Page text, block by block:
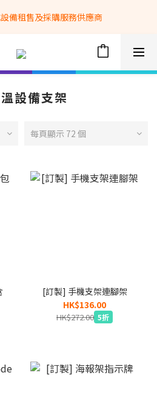
備租售及採購服務供應商
備租售及採購服務供應商
家專送免運費 (只限網站落單, 不適用
品, 屏風, 籠車, 舞台等)
設備支架
每頁顯示 72 個
[訂製] 手機支架連腳架
HK$136.00
HK$272.00 5折